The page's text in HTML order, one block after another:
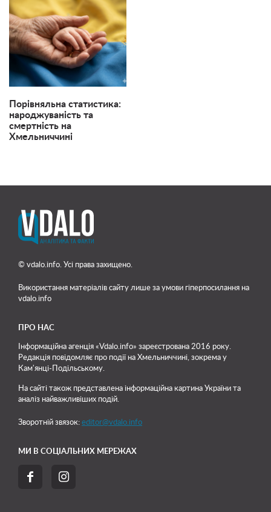
Порівняльна статистика:
народжуваність та
смертність на
Хмельниччині
© vdalo.info. Усі права захищено.
Використання матеріалів сайту лише за умови гіперпосилання на
vdalo.info
ПРО НАС
Інформаційна агенція «Vdalo.info» зареєстрована 2016 року.
Редакція повідомляє про події на Хмельниччині, зокрема у
Кам'янці-Подільському.
На сайті також представлена інформаційна картина України та
аналіз найважливіших подій.
Зворотній звязок: editor@vdalo.info
МИ В СОЦІАЛЬНИХ МЕРЕЖАХ
 